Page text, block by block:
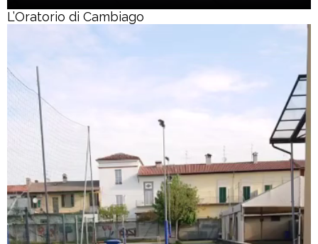
L’Oratorio di Cambiago